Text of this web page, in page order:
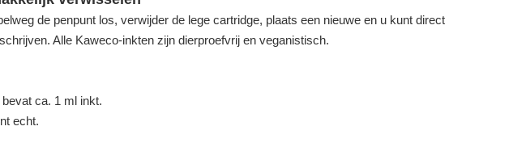
de penpunt los, verwijder de lege cartridge, plaats een nieuwe en u kunt direct
Alle Kaweco-inkten zijn dierproefvrij en veganistisch.
ca. 1 ml inkt.
echt.